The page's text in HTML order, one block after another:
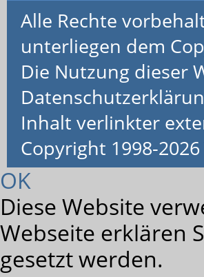
Alle Rechte
unterliegen dem
Die Nutzung dieser
Inhalt verlinkter
Copyright 1998-
OK
Diese Website
Webseite erklären
gesetzt werden.